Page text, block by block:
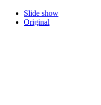
Slide show
Original